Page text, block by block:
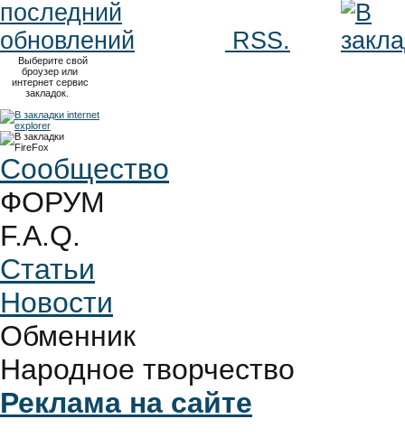
RSS.
Выберите свой
броузер или
интернет сервис
закладок.
Сообщество
ФОРУМ
F.A.Q.
Статьи
Новости
Обменник
Народное творчество
Реклама на сайте